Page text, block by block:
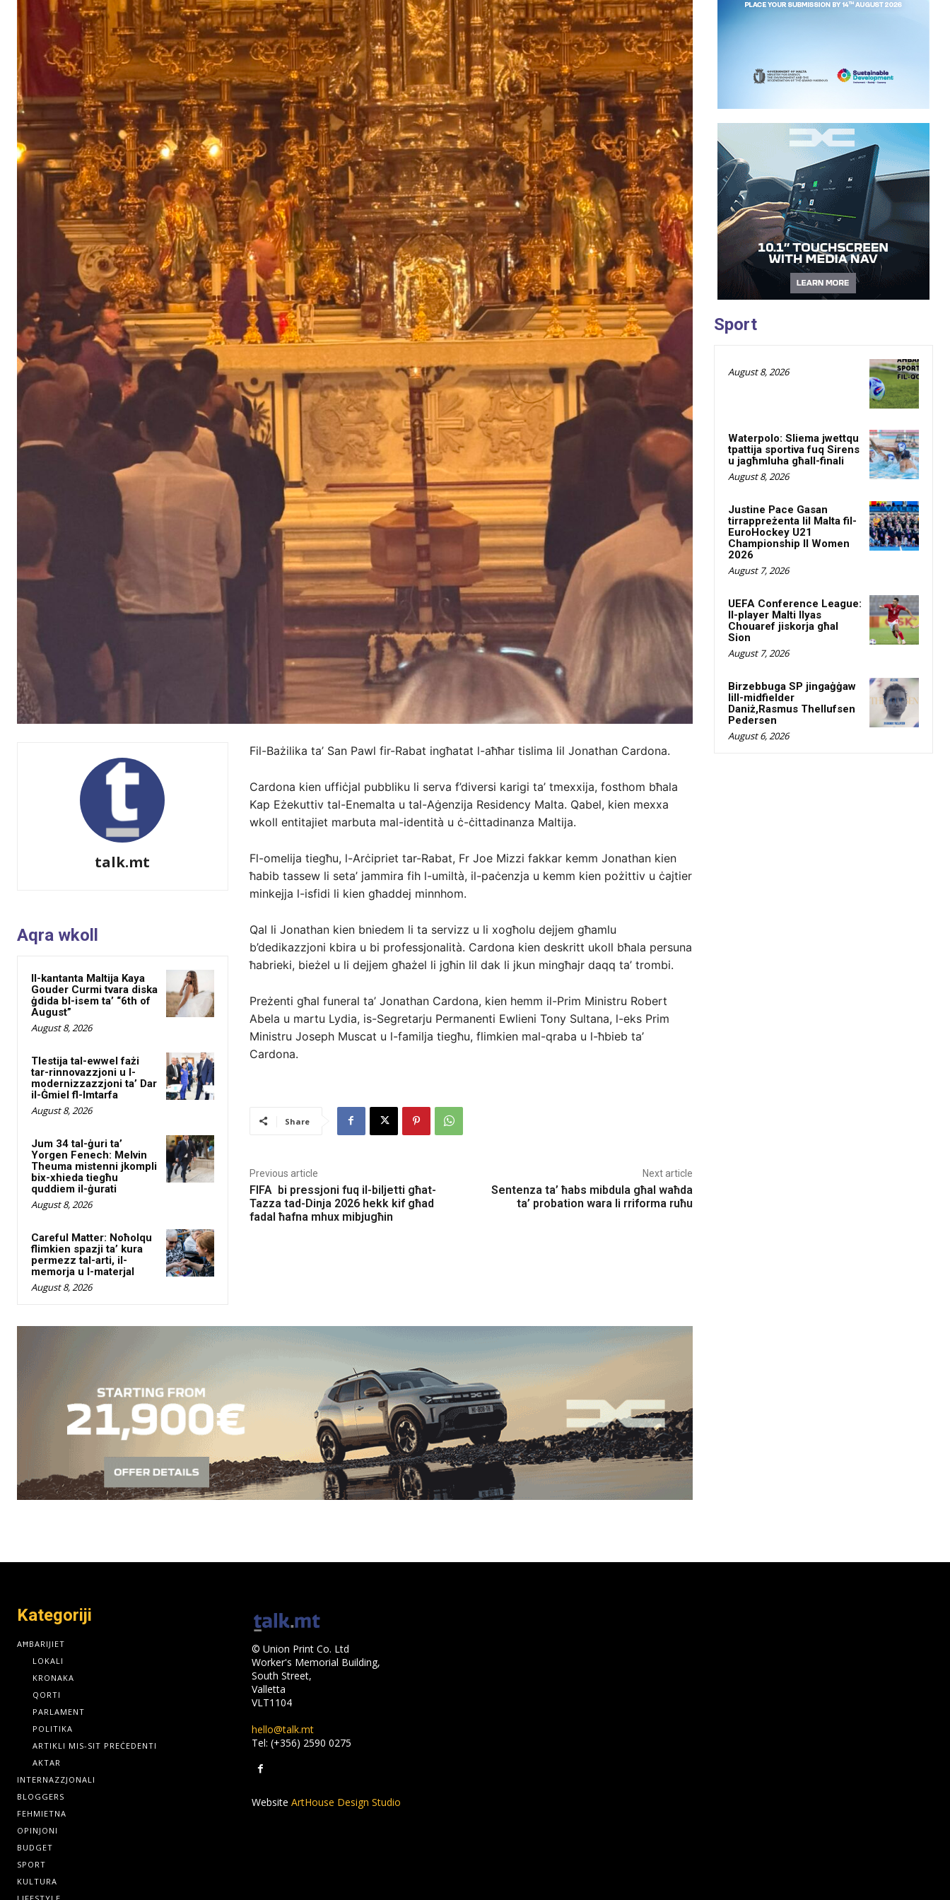
talk.mt
Aqra wkoll
Il-kantanta Maltija Kaya
Gouder Curmi tvara diska
ġdida bl-isem ta’ “6th of
August”
August 8, 2026
Tlestija tal-ewwel fażi
tar-rinnovazzjoni u l-
modernizzazzjoni ta’ Dar
il-Ġmiel fl-Imtarfa
August 8, 2026
Jum 34 tal-ġuri ta’
Yorgen Fenech: Melvin
Theuma mistenni jkompli
bix-xhieda tiegħu
quddiem il-ġurati
August 8, 2026
Careful Matter: Noħolqu
flimkien spazji ta’ kura
permezz tal-arti, il-
memorja u l-materjal
August 8, 2026
Fil-Bażilika ta’ San Pawl fir-Rabat ingħatat l-aħħar tislima lil Jonathan Cardona.
Cardona kien uffiċjal pubbliku li serva f’diversi karigi ta’ tmexxija, fosthom bħala
Kap Eżekuttiv tal-Enemalta u tal-Aġenzija Residency Malta. Qabel, kien mexxa
wkoll entitajiet marbuta mal-identità u ċ-ċittadinanza Maltija.
Fl-omelija tiegħu, l-Arċipriet tar-Rabat, Fr Joe Mizzi fakkar kemm Jonathan kien
ħabib tassew li seta’ jammira fih l-umiltà, il-paċenzja u kemm kien pożittiv u ċajtier
minkejja l-isfidi li kien għaddej minnhom.
Qal li Jonathan kien bniedem li ta servizz u li xogħolu dejjem għamlu
b’dedikazzjoni kbira u bi professjonalità. Cardona kien deskritt ukoll bħala persuna
ħabrieki, bieżel u li dejjem għażel li jgħin lil dak li jkun mingħajr daqq ta’ trombi.
Preżenti għal funeral ta’ Jonathan Cardona, kien hemm il-Prim Ministru Robert
Abela u martu Lydia, is-Segretarju Permanenti Ewlieni Tony Sultana, l-eks Prim
Ministru Joseph Muscat u l-familja tiegħu, flimkien mal-qraba u l-ħbieb ta’
Cardona.
Share
Previous article
FIFA bi pressjoni fuq il-biljetti għat-
Tazza tad-Dinja 2026 hekk kif għad
fadal ħafna mhux mibjugħin
Next article
Sentenza ta’ ħabs mibdula għal waħda
ta’ probation wara li rriforma ruħu
Sport
August 8, 2026
Waterpolo: Sliema jwettqu
tpattija sportiva fuq Sirens
u jagħmluha għall-finali
August 8, 2026
Justine Pace Gasan
tirrappreżenta lil Malta fil-
EuroHockey U21
Championship II Women
2026
August 7, 2026
UEFA Conference League:
Il-player Malti Ilyas
Chouaref jiskorja għal
Sion
August 7, 2026
Birzebbuga SP jingaġġaw
lill-midfielder
Daniż,Rasmus Thellufsen
Pedersen
August 6, 2026
Kategoriji
AĦBARIJIET
LOKALI
KRONAKA
QORTI
PARLAMENT
POLITIKA
ARTIKLI MIS-SIT PREĊEDENTI
AKTAR
INTERNAZZJONALI
BLOGGERS
FEHMIETNA
OPINJONI
BUDGET
SPORT
KULTURA
© Union Print Co. Ltd
Worker's Memorial Building,
South Street,
Valletta
VLT1104
hello@talk.mt
Tel: (+356) 2590 0275
Website ArtHouse Design Studio